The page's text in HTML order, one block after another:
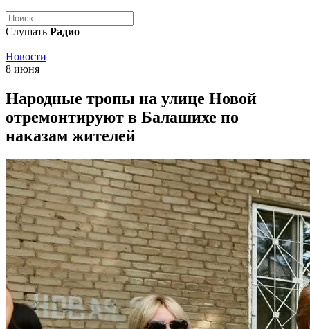
Слушать Радио
Новости
8 июня
Народные тропы на улице Новой
отремонтируют в Балашихе по
наказам жителей